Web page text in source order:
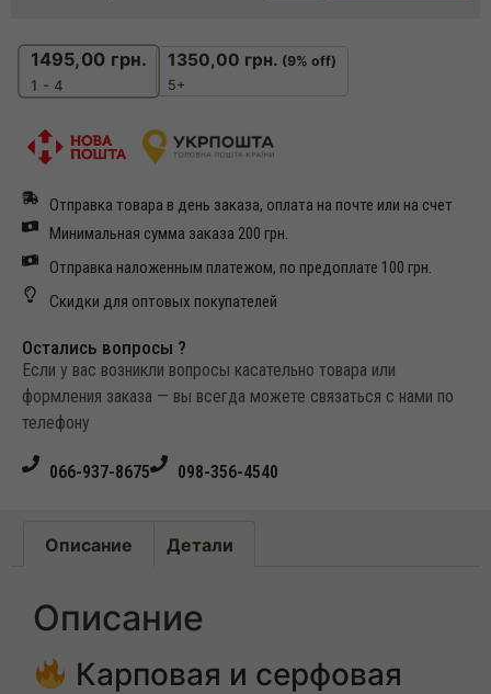
1495,00 грн.
1 - 4
1350,00 грн. (9% off)
5+
Отправка товара в день заказа, оплата на почте или на счет
Минимальная сумма заказа 200 грн.
Отправка наложенным платежом, по предоплате 100 грн.
Скидки для оптовых покупателей
Остались вопросы ?
Если у вас возникли вопросы касательно товара или
формления заказа — вы всегда можете связаться с нами по
телефону
066-937-8675 098-356-4540
Описание Детали
Описание
Карповая и серфовая